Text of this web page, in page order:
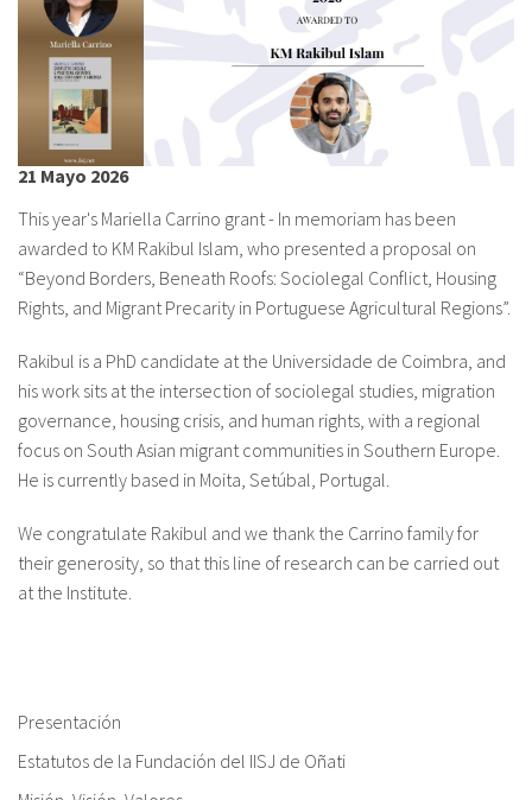
Sobre el IISJ
Residencia Antia
Oñati
Galería de fotos
eu
en
21 Mayo 2026
This year's Mariella Carrino grant - In memoriam has been
awarded to KM Rakibul Islam, who presented a proposal on
“Beyond Borders, Beneath Roofs: Sociolegal Conflict, Housing
Rights, and Migrant Precarity in Portuguese Agricultural Regions”.
Rakibul is a PhD candidate at the Universidade de Coimbra, and
his work sits at the intersection of sociolegal studies, migration
governance, housing crisis, and human rights, with a regional
focus on South Asian migrant communities in Southern Europe.
He is currently based in Moita, Setúbal, Portugal.
We congratulate Rakibul and we thank the Carrino family for
their generosity, so that this line of research can be carried out
at the Institute.
Presentación
Estatutos de la Fundación del IISJ de Oñati